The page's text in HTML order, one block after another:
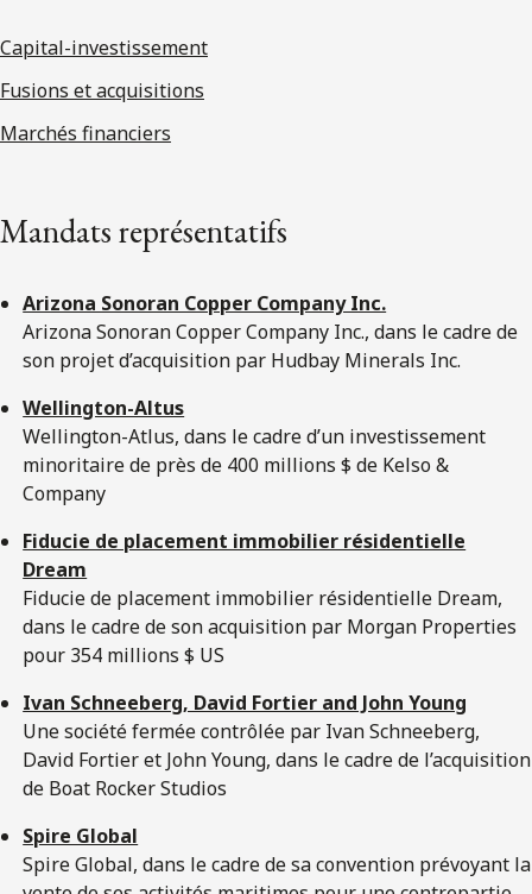
Capital-investissement
Fusions et acquisitions
Marchés financiers
Mandats représentatifs
Arizona Sonoran Copper Company Inc.
Arizona Sonoran Copper Company Inc., dans le cadre de
son projet d’acquisition par Hudbay Minerals Inc.
Wellington-Altus
Wellington-Atlus, dans le cadre d’un investissement
minoritaire de près de 400 millions $ de Kelso &
Company
Fiducie de placement immobilier résidentielle
Dream
Fiducie de placement immobilier résidentielle Dream,
dans le cadre de son acquisition par Morgan Properties
pour 354 millions $ US
Ivan Schneeberg, David Fortier and John Young
Une société fermée contrôlée par Ivan Schneeberg,
David Fortier et John Young, dans le cadre de l’acquisition
de Boat Rocker Studios
Spire Global
Spire Global, dans le cadre de sa convention prévoyant la